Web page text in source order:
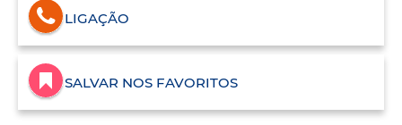
LIGAÇÃO
SALVAR NOS FAVORITOS